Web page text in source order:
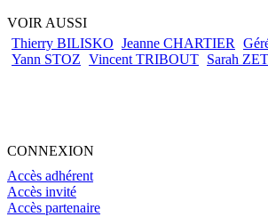
VOIR AUSSI
Thierry BILISKO Jeanne CHARTIER
Yann STOZ Vincent TRIBOUT Sarah
CONNEXION
Accès adhérent
Accès invité
Accès partenaire